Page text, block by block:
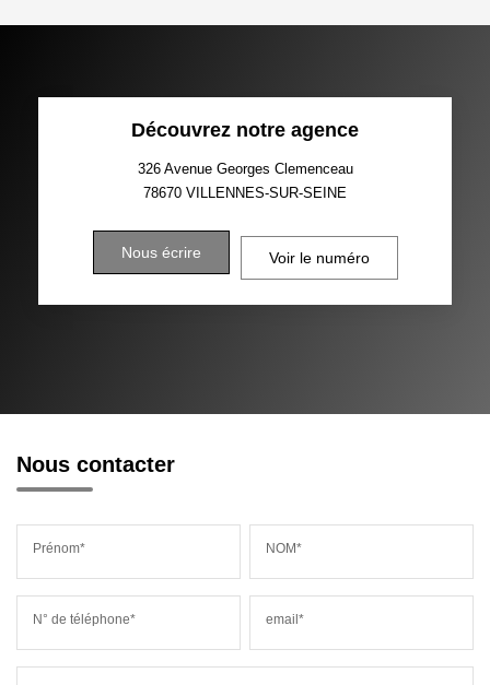
Découvrez notre agence
326 Avenue Georges Clemenceau
78670 VILLENNES-SUR-SEINE
Nous écrire Voir le numéro
Nous contacter
Prénom* NOM*
N° de téléphone* email*